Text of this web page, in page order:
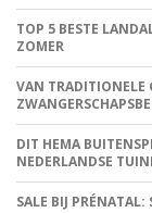
TOP 5 BESTE
ZOMER
VAN TRADITIONELE
DIT HEMA
NEDERLANDSE
SALE BIJ